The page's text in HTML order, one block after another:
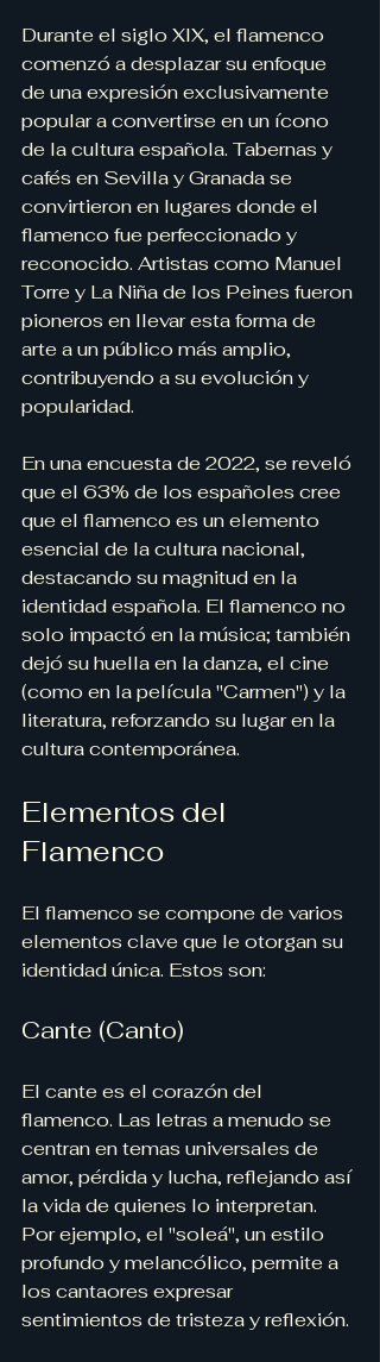
Durante el siglo XIX, el flamenco
comenzó a desplazar su enfoque
de una expresión exclusivamente
popular a convertirse en un ícono
de la cultura española. Tabernas y
cafés en Sevilla y Granada se
convirtieron en lugares donde el
flamenco fue perfeccionado y
reconocido. Artistas como Manuel
Torre y La Niña de los Peines fueron
pioneros en llevar esta forma de
arte a un público más amplio,
contribuyendo a su evolución y
popularidad.
En una encuesta de 2022, se reveló
que el 63% de los españoles cree
que el flamenco es un elemento
esencial de la cultura nacional,
destacando su magnitud en la
identidad española. El flamenco no
solo impactó en la música; también
dejó su huella en la danza, el cine
(como en la película "Carmen") y la
literatura, reforzando su lugar en la
cultura contemporánea.
Elementos del
Flamenco
El flamenco se compone de varios
elementos clave que le otorgan su
identidad única. Estos son:
Cante (Canto)
El cante es el corazón del
flamenco. Las letras a menudo se
centran en temas universales de
amor, pérdida y lucha, reflejando así
la vida de quienes lo interpretan.
Por ejemplo, el "soleá", un estilo
profundo y melancólico, permite a
los cantaores expresar
sentimientos de tristeza y reflexión.